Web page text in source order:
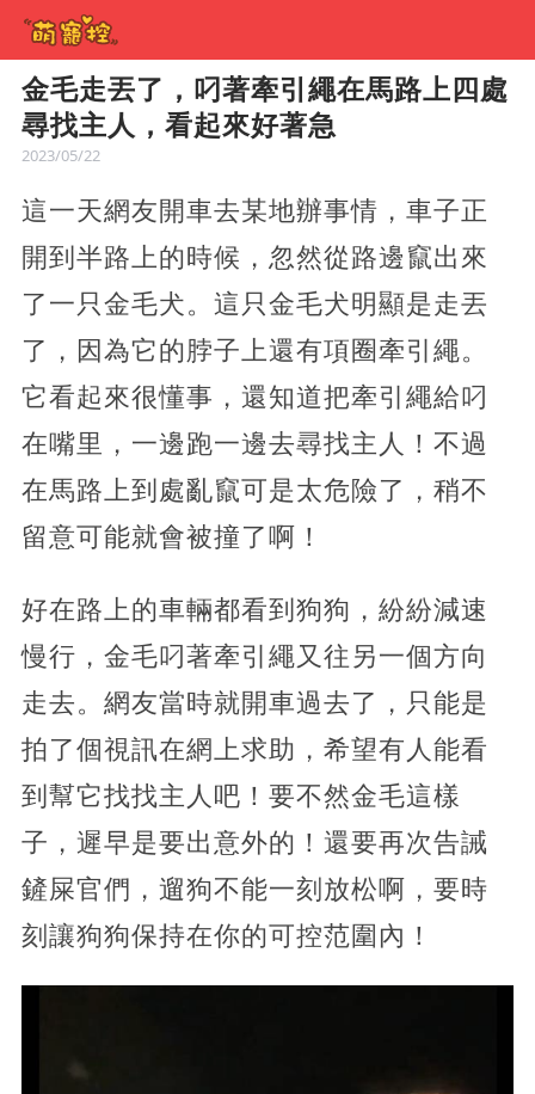
金毛走丟了，叼著牽引繩在馬路上四處
尋找主人，看起來好著急
2023/05/22
這一天網友開車去某地辦事情，車子正
開到半路上的時候，忽然從路邊竄出來
了一只金毛犬。這只金毛犬明顯是走丟
了，因為它的脖子上還有項圈牽引繩。
它看起來很懂事，還知道把牽引繩給叼
在嘴里，一邊跑一邊去尋找主人！不過
在馬路上到處亂竄可是太危險了，稍不
留意可能就會被撞了啊！
好在路上的車輛都看到狗狗，紛紛減速
慢行，金毛叼著牽引繩又往另一個方向
走去。網友當時就開車過去了，只能是
拍了個視訊在網上求助，希望有人能看
到幫它找找主人吧！要不然金毛這樣
子，遲早是要出意外的！還要再次告誡
鏟屎官們，遛狗不能一刻放松啊，要時
刻讓狗狗保持在你的可控范圍內！